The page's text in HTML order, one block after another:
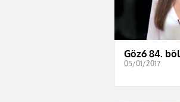
Göz6 84.
05/01/2017